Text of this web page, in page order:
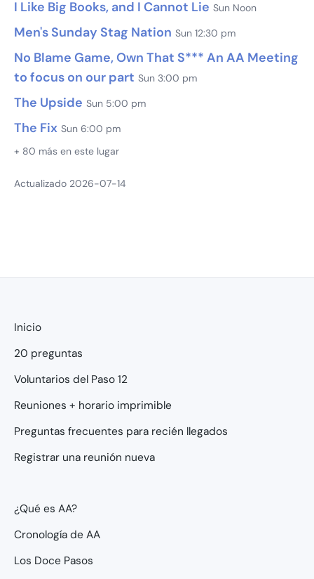
I Like Big Books, and I Cannot Lie Sun Noon
Men's Sunday Stag Nation Sun 12:30 pm
No Blame Game, Own That S*** An AA Meeting
to focus on our part Sun 3:00 pm
The Upside Sun 5:00 pm
The Fix Sun 6:00 pm
+ 80 más en este lugar
Actualizado 2026-07-14
Inicio
20 preguntas
Voluntarios del Paso 12
Reuniones + horario imprimible
Preguntas frecuentes para recién llegados
Registrar una reunión nueva
¿Qué es AA?
Cronología de AA
Los Doce Pasos